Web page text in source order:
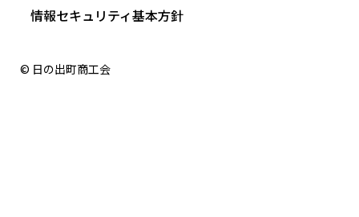
情報セキュリティ基本方針
© 日の出町商工会